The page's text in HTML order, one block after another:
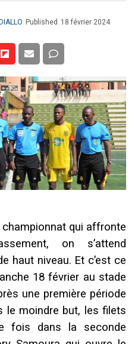
Published 18 février 2024
championnat qui affronte
on s’attend
haut niveau. Et c’est ce
18 février au stade
une première période
le moindre but, les filets
fois dans la seconde